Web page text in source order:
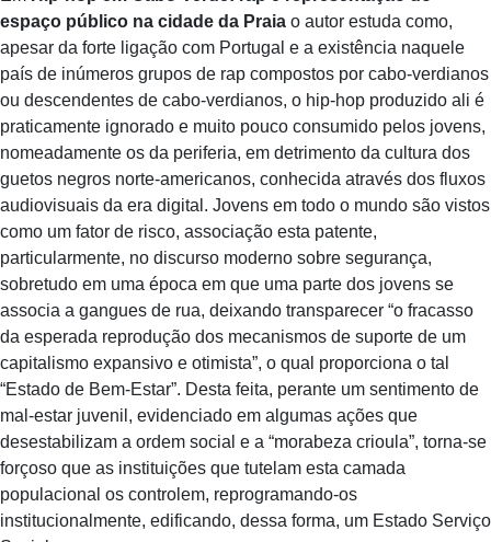
espaço público na cidade da Praia o autor estuda como,
apesar da forte ligação com Portugal e a existência naquele
país de inúmeros grupos de rap compostos por cabo-verdianos
ou descendentes de cabo-verdianos, o hip-hop produzido ali é
praticamente ignorado e muito pouco consumido pelos jovens,
nomeadamente os da periferia, em detrimento da cultura dos
guetos negros norte-americanos, conhecida através dos fluxos
audiovisuais da era digital. Jovens em todo o mundo são vistos
como um fator de risco, associação esta patente,
particularmente, no discurso moderno sobre segurança,
sobretudo em uma época em que uma parte dos jovens se
associa a gangues de rua, deixando transparecer “o fracasso
da esperada reprodução dos mecanismos de suporte de um
capitalismo expansivo e otimista”, o qual proporciona o tal
“Estado de Bem-Estar”. Desta feita, perante um sentimento de
mal-estar juvenil, evidenciado em algumas ações que
desestabilizam a ordem social e a “morabeza crioula”, torna-se
forçoso que as instituições que tutelam esta camada
populacional os controlem, reprogramando-os
institucionalmente, edificando, dessa forma, um Estado Serviço